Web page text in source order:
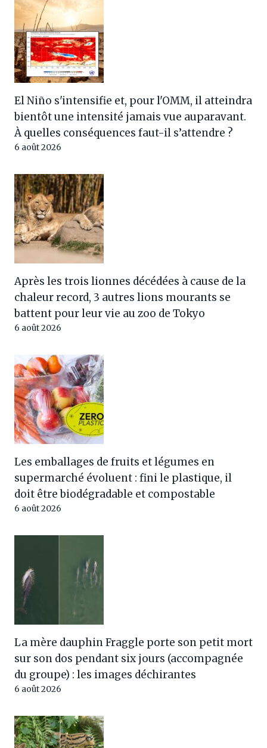
El Niño s'intensifie et, pour l'OMM, il atteindra
bientôt une intensité jamais vue auparavant.
À quelles conséquences faut-il s’attendre ?
6 août 2026
Après les trois lionnes décédées à cause de la
chaleur record, 3 autres lions mourants se
battent pour leur vie au zoo de Tokyo
6 août 2026
Les emballages de fruits et légumes en
supermarché évoluent : fini le plastique, il
doit être biodégradable et compostable
6 août 2026
La mère dauphin Fraggle porte son petit mort
sur son dos pendant six jours (accompagnée
du groupe) : les images déchirantes
6 août 2026